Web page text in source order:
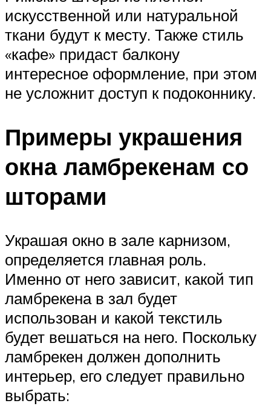
искусственной или натуральной
ткани будут к месту. Также стиль
«кафе» придаст балкону
интересное оформление, при этом
не усложнит доступ к подоконнику.
Примеры украшения
окна ламбрекенам со
шторами
Украшая окно в зале карнизом,
определяется главная роль.
Именно от него зависит, какой тип
ламбрекена в зал будет
использован и какой текстиль
будет вешаться на него. Поскольку
ламбрекен должен дополнить
интерьер, его следует правильно
выбрать: